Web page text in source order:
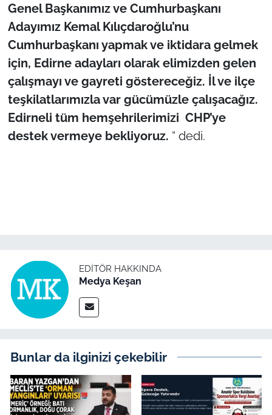
Genel Başkanımız ve Cumhurbaşkanı
Adayımız Kemal Kılıçdaroğlu’nu
Cumhurbaşkanı yapmak ve iktidara gelmek
için, Edirne adayları olarak elimizden gelen
çalışmayı ve gayreti göstereceğiz. İl ve ilçe
teşkilatlarımızla var gücümüzle çalışacağız.
Edirneli tüm hemşehrilerimizi CHP’ye
destek vermeye bekliyoruz. “ dedi.
EDITÖR HAKKINDA
Medya Keşan
Bunlar da ilginizi çekebilir
Politika
Flaş Haber
Dış Haberler
Magazin
Finans
Genel-A